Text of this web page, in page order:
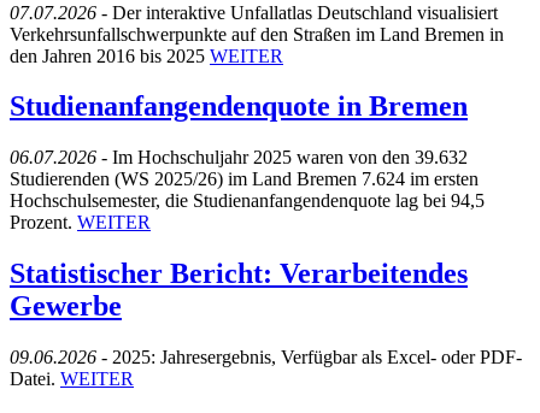
07.07.2026 - Der interaktive Unfallatlas Deutschland visualisiert
Verkehrsunfallschwerpunkte auf den Straßen im Land Bremen in
den Jahren 2016 bis 2025 WEITER
Studienanfangendenquote in Bremen
06.07.2026 - Im Hochschuljahr 2025 waren von den 39.632
Studierenden (WS 2025/26) im Land Bremen 7.624 im ersten
Hochschulsemester, die Studienanfangendenquote lag bei 94,5
Prozent. WEITER
Statistischer Bericht: Verarbeitendes
Gewerbe
09.06.2026 - 2025: Jahresergebnis, Verfügbar als Excel- oder PDF-
Datei. WEITER